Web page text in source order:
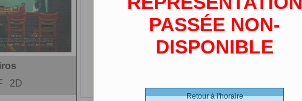
2D
PASSÉE NON-
DISPONIBLE
Retour à l'horaire